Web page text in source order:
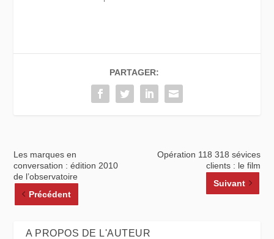
PARTAGER:
Les marques en
conversation : édition 2010
de l’observatoire
Précédent
Opération 118 318 sévices
clients : le film
Suivant
A PROPOS DE L'AUTEUR